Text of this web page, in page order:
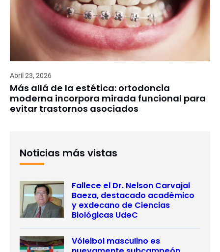
Abril 23, 2026
Más allá de la estética: ortodoncia
moderna incorpora mirada funcional para
evitar trastornos asociados
Noticias más vistas
Fallece el Dr. Nelson Carvajal
Baeza, destacado académico
y exdecano de Ciencias
Biológicas UdeC
Vóleibol masculino es